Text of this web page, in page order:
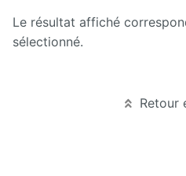
Le résultat affiché
sélectionné.
Retour